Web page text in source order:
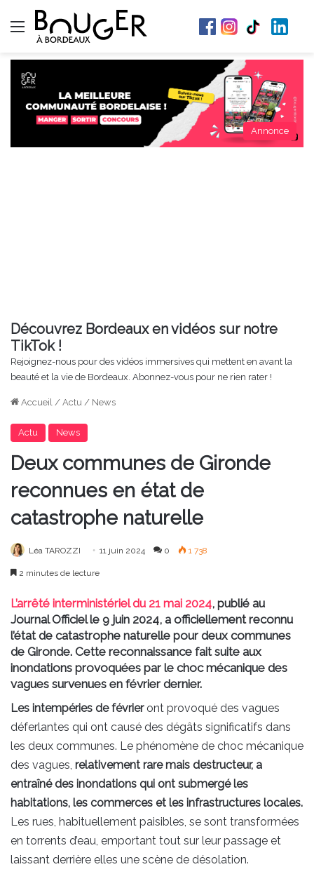
Menu
Annonce
Découvrez Bordeaux en vidéos sur notre
TikTok !
Rejoignez-nous pour des vidéos immersives qui mettent en avant la
beauté et la vie de Bordeaux. Abonnez-vous pour ne rien rater !
Accueil / Actu / News
Actu News
Deux communes de Gironde
reconnues en état de
catastrophe naturelle
Léa TAROZZI 11 juin 2024 0 1 738
2 minutes de lecture
L’arrêté interministériel du 21 mai 2024, publié au
Journal Officiel le 9 juin 2024, a officiellement reconnu
l’état de catastrophe naturelle pour deux communes
de Gironde. Cette reconnaissance fait suite aux
inondations provoquées par le choc mécanique des
vagues survenues en février dernier.
Les intempéries de févrieront provoqué des vagues
déferlantes qui ont causé des dégâts significatifs dans
les deux communes. Le phénomène de choc mécanique
des vagues, relativement rare mais destructeur, a
entraîné des inondations qui ont submergé les
habitations, les commerces et les infrastructures locales.
Les rues, habituellement paisibles, se sont transformées
en torrents d’eau, emportant tout sur leur passage et
laissant derrière elles une scène de désolation.